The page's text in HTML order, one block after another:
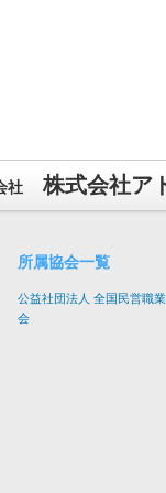
社 株式会社ア
所属協会一覧
公益社団法人 全国民営職
会